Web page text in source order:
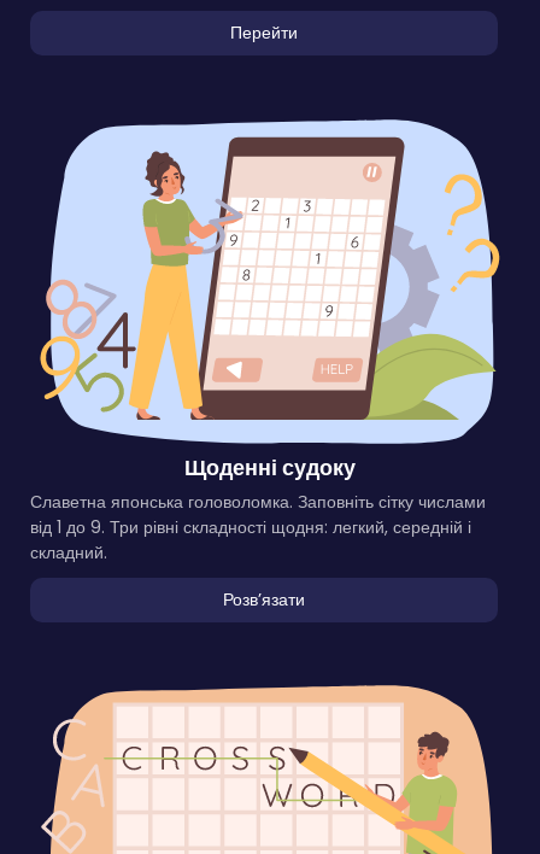
Перейти
Щоденні судоку
Славетна японська головоломка. Заповніть сітку числами
від 1 до 9. Три рівні складності щодня: легкий, середній і
складний.
Розвʼязати